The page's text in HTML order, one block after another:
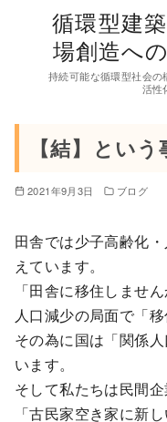
循環型建
場創造へ
持続可能な循環型社会
活性
【結】とい
2021年9月3日 ブログ
田舎では少子高齢化
えています。
「田舎に移住しませ
人口減少の局面で「
その為に国は「関係
います。
そして私たちは民間
「古民家空き家に新